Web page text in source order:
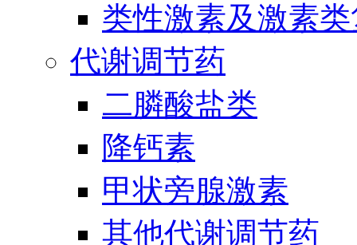
类性激素及激素
代谢调节药
二膦酸盐类
降钙素
甲状旁腺激素
其他代谢调节药